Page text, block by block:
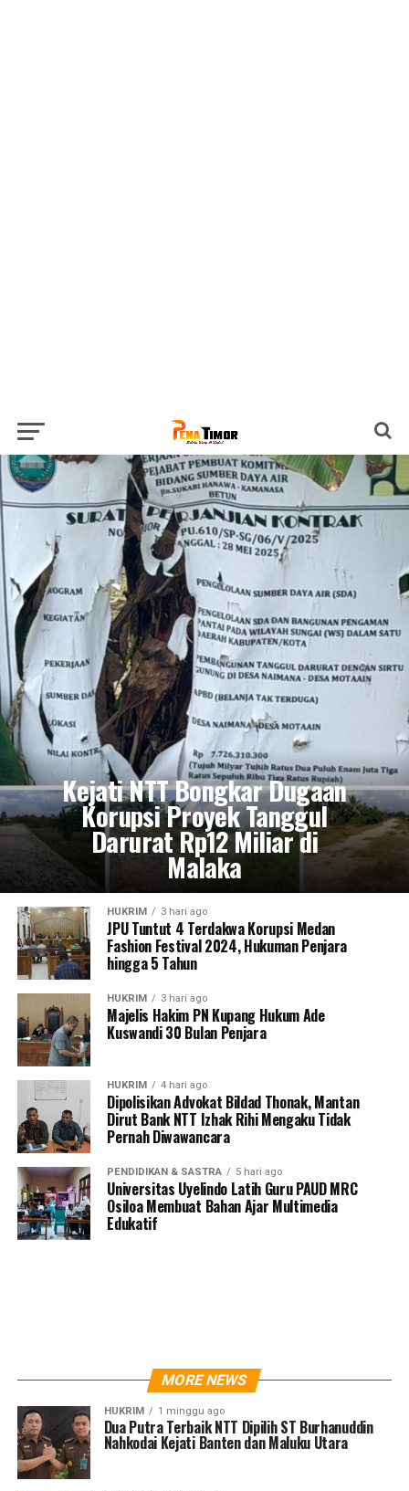
Kejati NTT Bongkar Dugaan
Korupsi Proyek Tanggul
Darurat Rp12 Miliar di
Malaka
HUKRIM 3 hari ago
JPU Tuntut 4 Terdakwa Korupsi Medan
Fashion Festival 2024, Hukuman Penjara
hingga 5 Tahun
HUKRIM 3 hari ago
Majelis Hakim PN Kupang Hukum Ade
Kuswandi 30 Bulan Penjara
HUKRIM 4 hari ago
Dipolisikan Advokat Bildad Thonak, Mantan
Dirut Bank NTT Izhak Rihi Mengaku Tidak
Pernah Diwawancara
PENDIDIKAN & SASTRA 5 hari ago
Universitas Uyelindo Latih Guru PAUD MRC
Osiloa Membuat Bahan Ajar Multimedia
Edukatif
MORE NEWS
HUKRIM 1 minggu ago
Dua Putra Terbaik NTT Dipilih ST Burhanuddin
Nahkodai Kejati Banten dan Maluku Utara